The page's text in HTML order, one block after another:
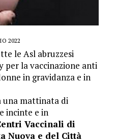
2022
le Asl abruzzesi
per la vaccinazione anti
in gravidanza e in
una mattinata di
incinte e in
Vaccinali di
Nuova e del Città